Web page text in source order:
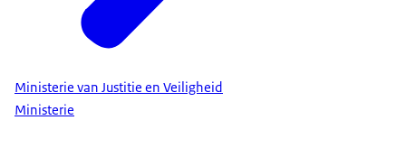
Ministerie van Justitie en Veiligheid
Ministerie